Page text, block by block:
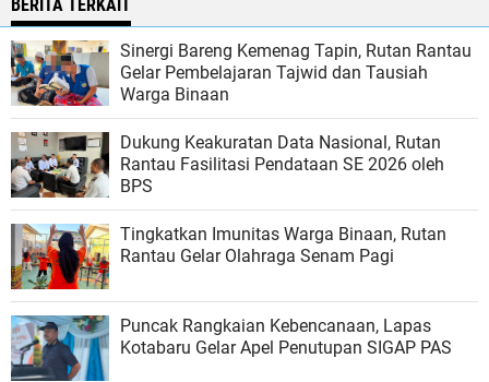
BERITA TERKAIT
Sinergi Bareng Kemenag Tapin, Rutan Rantau
Gelar Pembelajaran Tajwid dan Tausiah
Warga Binaan
Dukung Keakuratan Data Nasional, Rutan
Rantau Fasilitasi Pendataan SE 2026 oleh
BPS
Tingkatkan Imunitas Warga Binaan, Rutan
Rantau Gelar Olahraga Senam Pagi
Puncak Rangkaian Kebencanaan, Lapas
Kotabaru Gelar Apel Penutupan SIGAP PAS